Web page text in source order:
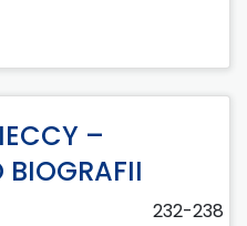
–
BIOGRAFII
232-238